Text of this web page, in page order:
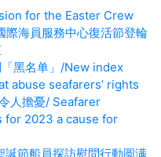
for the Easter Crew
海員服務中心復活節登輪
黑名单」/New index
abuse seafarers’ rights
人擔憂/ Seafarer
for 2023 a cause for
誕節船員探訪慰問行動圆满